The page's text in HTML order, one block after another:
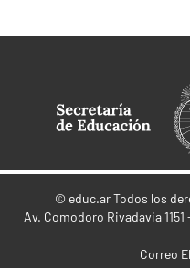
© educ.arTodos los
Av. Comodoro Rivadavia
Correo